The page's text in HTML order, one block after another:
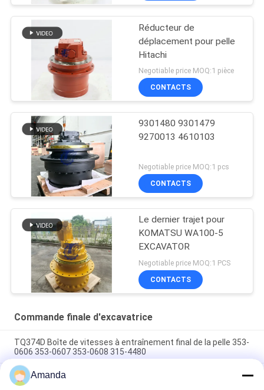
Réducteur de
déplacement pour pelle
Hitachi
Negotiable price MOQ:1 pièce
CONTACTS
9301480 9301479
9270013 4610103
Negotiable price MOQ:1 pcs
CONTACTS
Le dernier trajet pour
KOMATSU WA100-5
EXCAVATOR
Negotiable price MOQ:1 PCS
CONTACTS
Commande finale d'excavatrice
TQ374D Boîte de vitesses à entraînement final de la pelle 353-
0606 353-0607 353-0608 315-4480
353-0528 333-3036 Excavateur à entraînement final moteur
hydraulique adapté TQ345D TQ349D
Amanda